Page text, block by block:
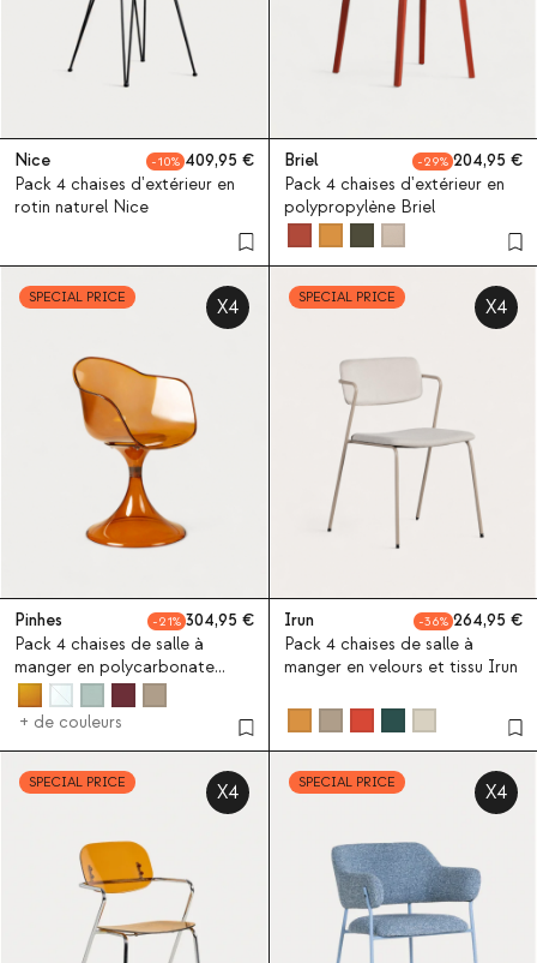
Nice 10
409,95
Pack 4 chaises d'extérieur en
rotin naturel Nice
Briel 29
204,95
Pack 4 chaises d'extérieur en
polypropylène Briel
SPECIAL PRICE X4
Pinhes 21
304,95
Pack 4 chaises de salle à
manger en polycarbonate
Pinhes
+ de couleurs
SPECIAL PRICE X4
Irun 36
264,95
Pack 4 chaises de salle à
manger en velours et tissu Irun
SPECIAL PRICE X4 SPECIAL PRICE X4